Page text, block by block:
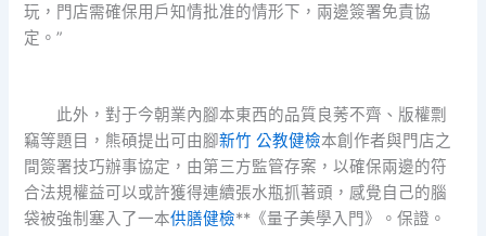
玩，門店需確保用戶知情批准的情形下，兩邊簽署免責協
定。”
此外，對于今朝業內腳本東西的品質良莠不齊、版權剽
竊等題目，熊碩提出可由腳新竹 公教健檢本創作者與門店之
間簽署技巧辦事協定，由第三方監管存案，以確保兩邊的符
合法規權益可以或許獲得連續張水瓶抓著頭，感覺自己的腦
袋被強制塞入了一本供膳健檢**《量子美學入門》。保證。